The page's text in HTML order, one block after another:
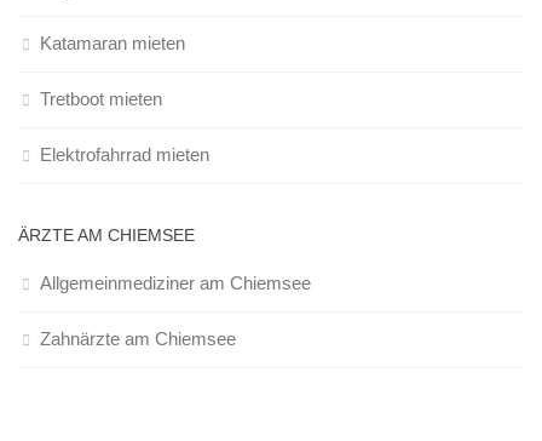
Katamaran mieten
Tretboot mieten
Elektrofahrrad mieten
ÄRZTE AM CHIEMSEE
Allgemeinmediziner am Chiemsee
Zahnärzte am Chiemsee